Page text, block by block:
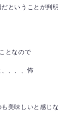
ということが判明
となので
、、、怖
美味しいと感じな